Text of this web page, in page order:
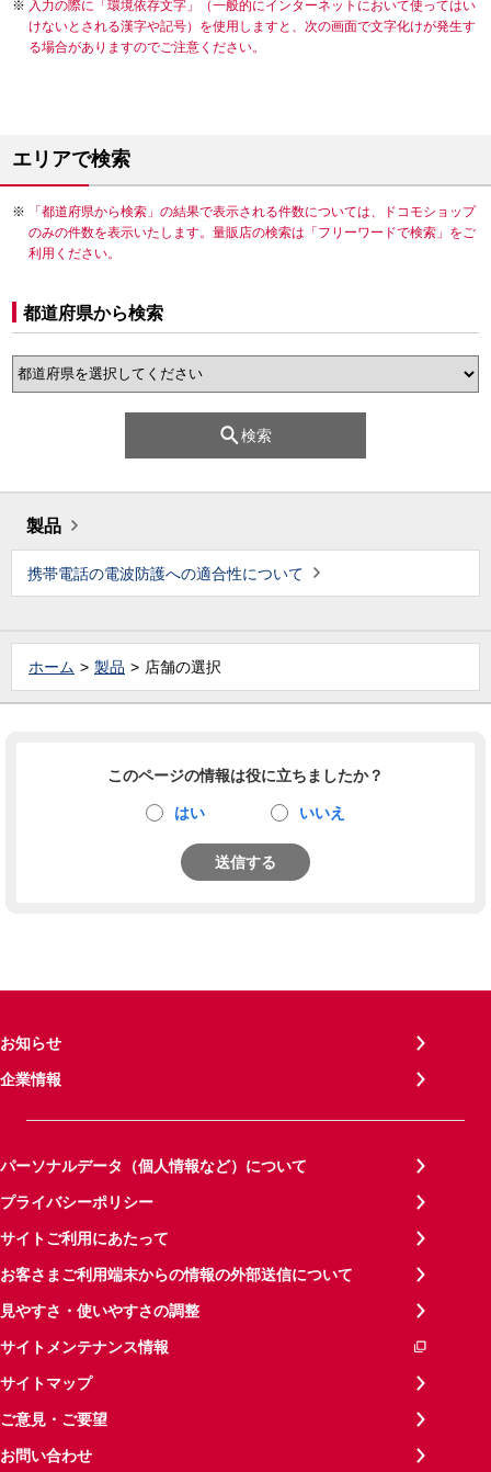
入力の際に「環境依存文字」（一般的にインターネットにおいて使ってはい
けないとされる漢字や記号）を使用しますと、次の画面で文字化けが発生す
る場合がありますのでご注意ください。
エリアで検索
「都道府県から検索」の結果で表示される件数については、ドコモショップ
のみの件数を表示いたします。量販店の検索は「フリーワードで検索」をご
利用ください。
都道府県から検索
検索
製品
携帯電話の電波防護への適合性について
ホーム 製品 店舗の選択
このページの情報は役に立ちましたか？
はい いいえ
送信する
お知らせ
企業情報
パーソナルデータ（個人情報など）について
プライバシーポリシー
サイトご利用にあたって
お客さまご利用端末からの情報の外部送信について
見やすさ・使いやすさの調整
サイトメンテナンス情報
サイトマップ
ご意見・ご要望
お問い合わせ